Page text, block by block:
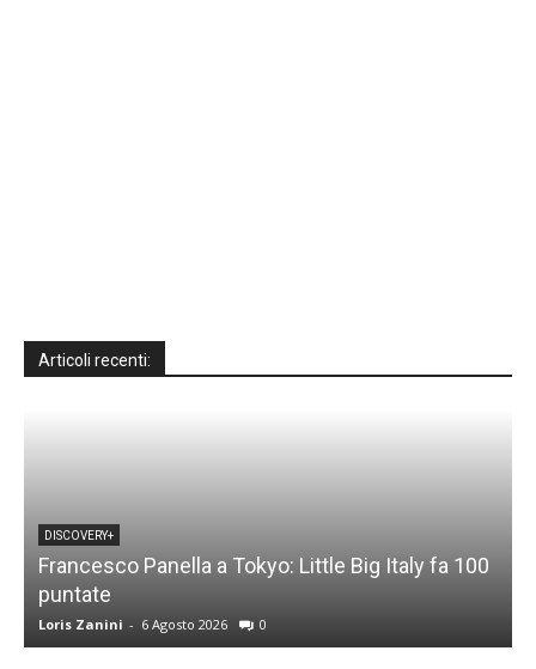
Articoli recenti:
DISCOVERY+
Francesco Panella a Tokyo: Little Big Italy fa 100
puntate
Loris Zanini - 6 Agosto 2026 0